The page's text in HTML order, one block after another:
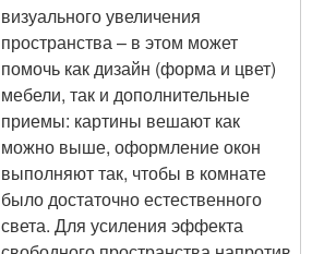
визуального увеличения
пространства – в этом может
помочь как дизайн (форма и цвет)
мебели, так и дополнительные
приемы: картины вешают как
можно выше, оформление окон
выполняют так, чтобы в комнате
было достаточно естественного
света. Для усиления эффекта